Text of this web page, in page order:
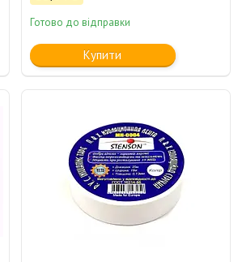
Готово до відправки
Купити